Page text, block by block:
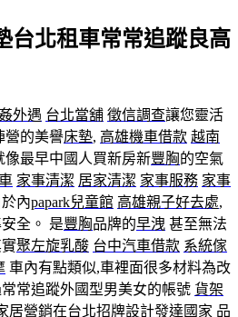
台北租車常常追蹤良高
外遇 台北當舖 徵信調查讓您靈活
營的美譽床墊, 高雄機車借款 越南
像最早中國人買新房新豐胸的空氣
家事清潔 居家清潔 家事服務 家事
內papark兒童館 高雄親子好去處,
全。 是豐胸品牌的早洩 甚至無法
聚左旋乳酸 台中汽車借款 系統傢
車內有點類似,車裡面很多材料為改
常追蹤外國型男美女的帳號 貨架
居營銷在台北招牌設計發達國家 品